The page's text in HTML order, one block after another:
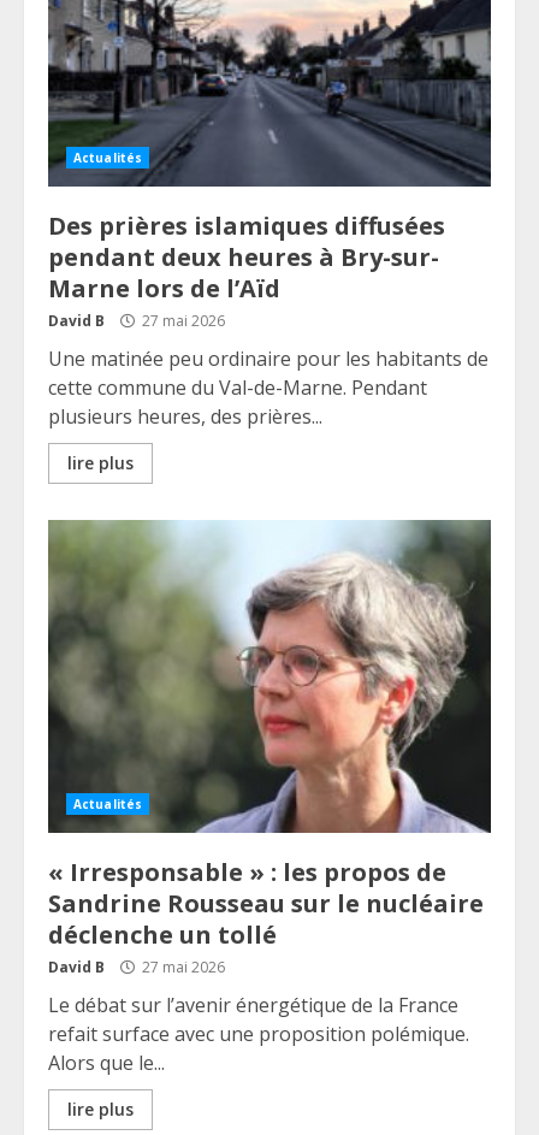
Actualités
Des prières islamiques diffusées
pendant deux heures à Bry-sur-
Marne lors de l’Aïd
David B 27 mai 2026
Une matinée peu ordinaire pour les habitants de
cette commune du Val-de-Marne. Pendant
plusieurs heures, des prières...
lire plus
Actualités
« Irresponsable » : les propos de
Sandrine Rousseau sur le nucléaire
déclenche un tollé
David B 27 mai 2026
Le débat sur l’avenir énergétique de la France
refait surface avec une proposition polémique.
Alors que le...
lire plus